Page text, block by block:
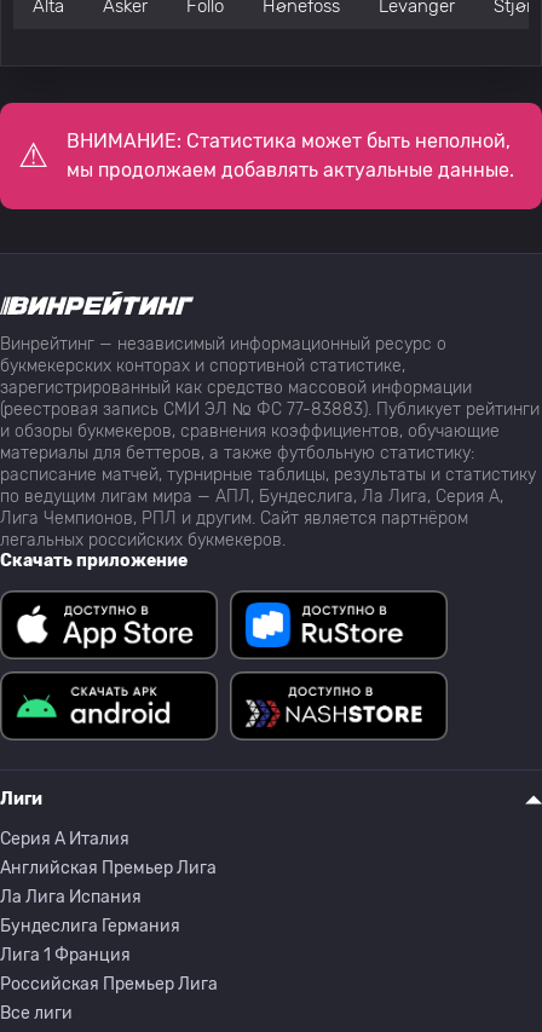
Alta Asker Follo Hønefoss Levanger
ВНИМАНИЕ: Статистика может быть неполной,
мы продолжаем добавлять актуальные данные.
Винрейтинг — независимый информационный ресурс о
букмекерских конторах и спортивной статистике,
зарегистрированный как средство массовой информации
(реестровая запись СМИ ЭЛ № ФС 77-83883). Публикует рейтинги
и обзоры букмекеров, сравнения коэффициентов, обучающие
материалы для беттеров, а также футбольную статистику:
расписание матчей, турнирные таблицы, результаты и статистику
по ведущим лигам мира — АПЛ, Бундеслига, Ла Лига, Серия А,
Лига Чемпионов, РПЛ и другим. Сайт является партнёром
легальных российских букмекеров.
Скачать приложение
Лиги
Серия A Италия
Английская Премьер Лига
Ла Лига Испания
Бундеслига Германия
Лига 1 Франция
Российская Премьер Лига
Все лиги